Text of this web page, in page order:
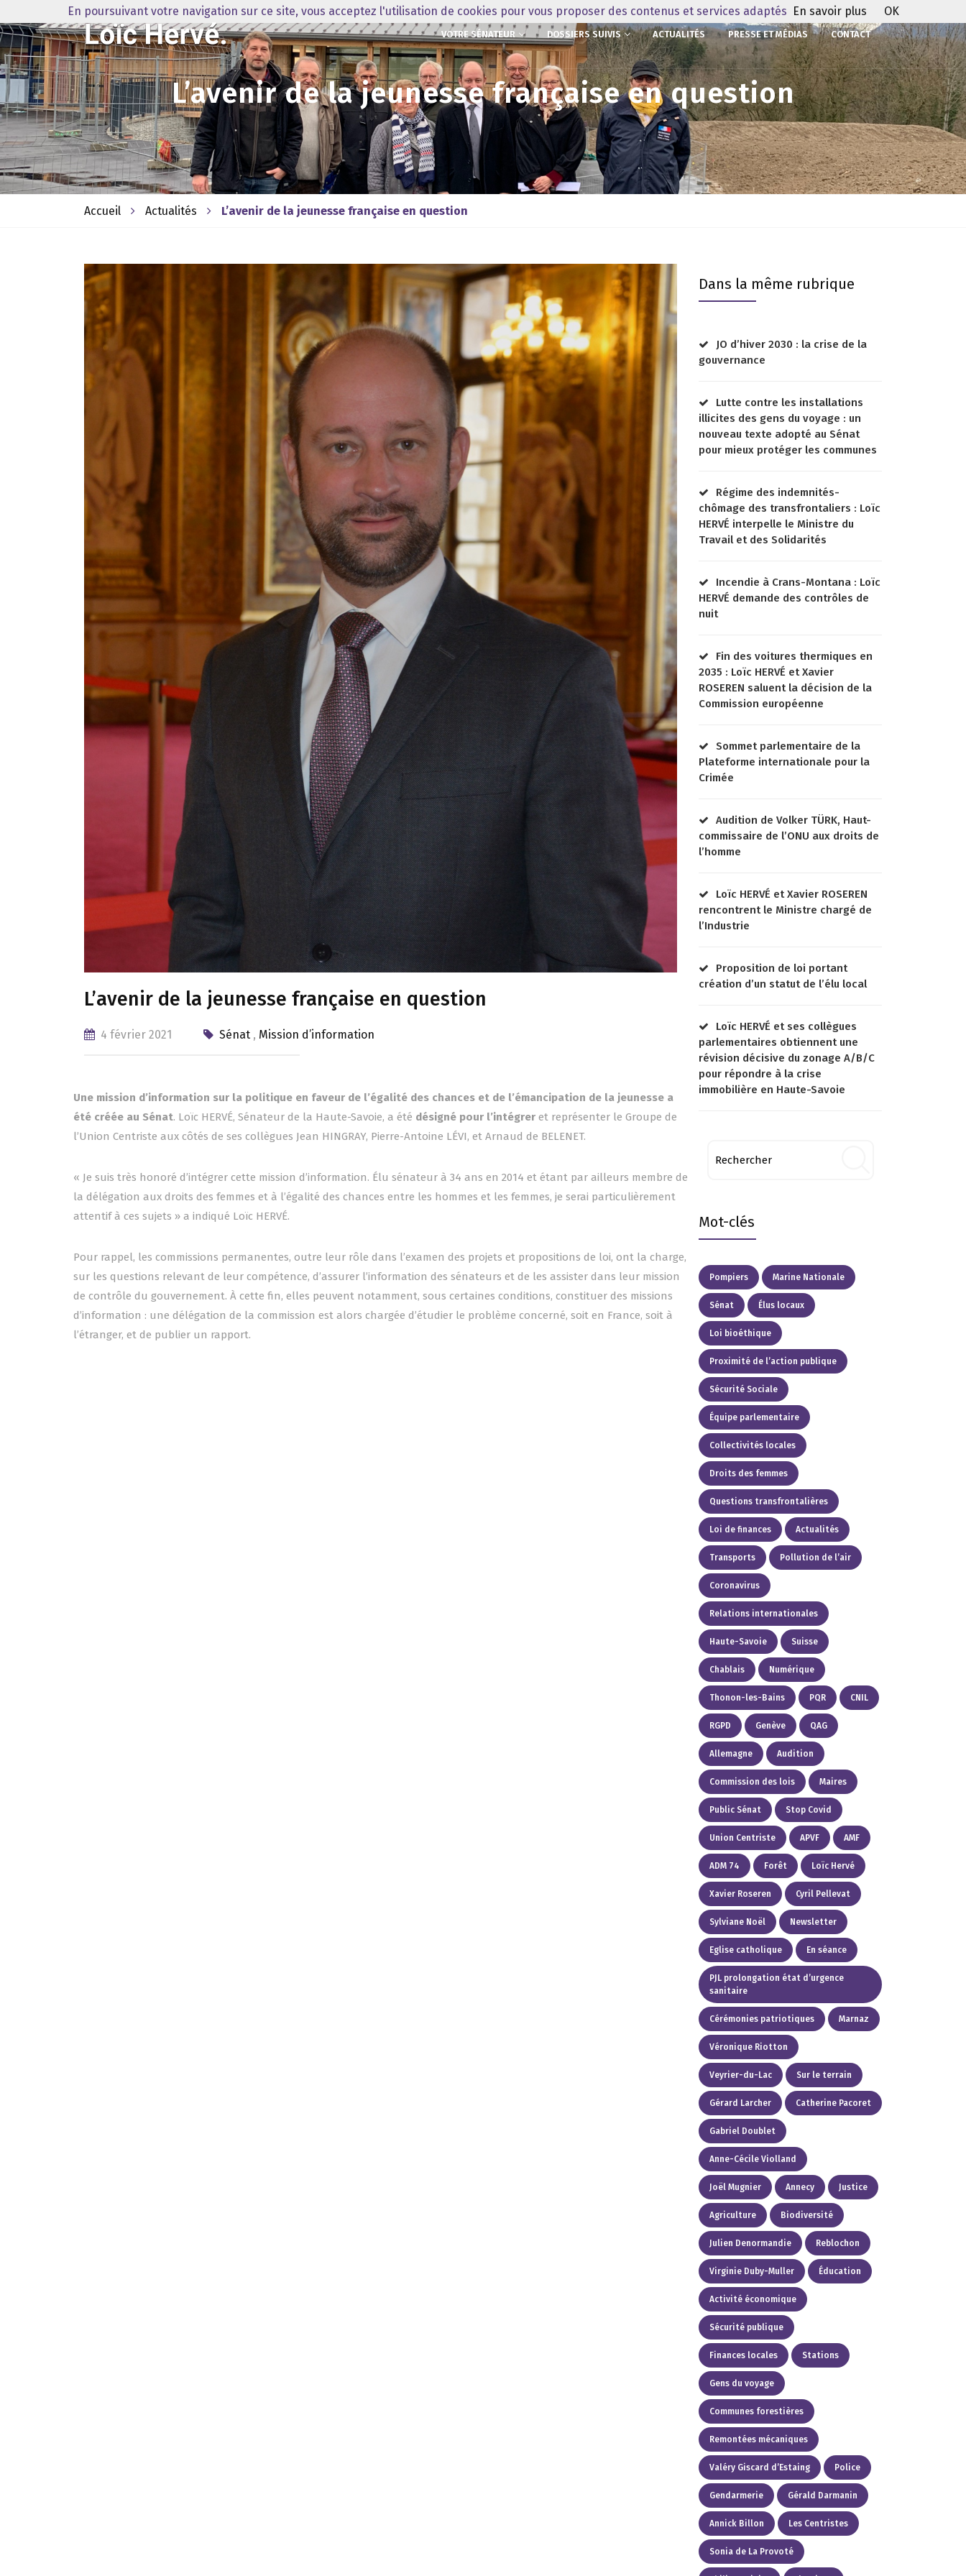
VOTRE SÉNATEUR DOSSIERS SUIVIS ACTUALITÉS PRESSE ET MÉDIAS CONTACT
L’avenir de la jeunesse française en question
Accueil Actualités L’avenir de la jeunesse française en question
L’avenir de la jeunesse française en question
4 février 2021 Sénat , Mission d’information
Une mission d’information sur la politique en faveur de l’égalité des chances et de l’émancipation de la jeunesse a
été créée au Sénat. Loïc HERVÉ, Sénateur de la Haute-Savoie, a été désigné pour l’intégrer et représenter le Groupe de
l’Union Centriste aux côtés de ses collègues Jean HINGRAY, Pierre-Antoine LÉVI, et Arnaud de BELENET.
« Je suis très honoré d’intégrer cette mission d’information. Élu sénateur à 34 ans en 2014 et étant par ailleurs membre de
la délégation aux droits des femmes et à l’égalité des chances entre les hommes et les femmes, je serai particulièrement
attentif à ces sujets » a indiqué Loïc HERVÉ.
Pour rappel, les commissions permanentes, outre leur rôle dans l’examen des projets et propositions de loi, ont la charge,
sur les questions relevant de leur compétence, d’assurer l’information des sénateurs et de les assister dans leur mission
de contrôle du gouvernement. À cette fin, elles peuvent notamment, sous certaines conditions, constituer des missions
d’information : une délégation de la commission est alors chargée d’étudier le problème concerné, soit en France, soit à
l’étranger, et de publier un rapport.
Dans la même rubrique
JO d’hiver 2030 : la crise de la
gouvernance
Lutte contre les installations
illicites des gens du voyage : un
nouveau texte adopté au Sénat
pour mieux protéger les communes
Régime des indemnités-
chômage des transfrontaliers : Loïc
HERVÉ interpelle le Ministre du
Travail et des Solidarités
Incendie à Crans-Montana : Loïc
HERVÉ demande des contrôles de
nuit
Fin des voitures thermiques en
2035 : Loïc HERVÉ et Xavier
ROSEREN saluent la décision de la
Commission européenne
Sommet parlementaire de la
Plateforme internationale pour la
Crimée
Audition de Volker TÜRK, Haut-
commissaire de l’ONU aux droits de
l’homme
Loïc HERVÉ et Xavier ROSEREN
rencontrent le Ministre chargé de
l’Industrie
Proposition de loi portant
création d’un statut de l’élu local
Loïc HERVÉ et ses collègues
parlementaires obtiennent une
révision décisive du zonage A/B/C
pour répondre à la crise
immobilière en Haute-Savoie
Mot-clés
Pompiers Marine Nationale
Sénat Élus locaux
Loi bioéthique
Proximité de l’action publique
Sécurité Sociale
Équipe parlementaire
Collectivités locales
Droits des femmes
Questions transfrontalières
Loi de finances Actualités
Transports Pollution de l’air
Coronavirus
Relations internationales
Haute-Savoie Suisse
Chablais Numérique
Thonon-les-Bains PQR CNIL
RGPD Genève QAG
Allemagne Audition
Commission des lois Maires
Public Sénat Stop Covid
Union Centriste APVF AMF
ADM 74 Forêt Loïc Hervé
Xavier Roseren Cyril Pellevat
Sylviane Noël Newsletter
Eglise catholique En séance
PJL prolongation état d’urgence
sanitaire
Cérémonies patriotiques Marnaz
Véronique Riotton
Veyrier-du-Lac Sur le terrain
Gérard Larcher Catherine Pacoret
Gabriel Doublet
Anne-Cécile Violland
Joël Mugnier Annecy Justice
Agriculture Biodiversité
Julien Denormandie Reblochon
Virginie Duby-Muller Éducation
Activité économique
Sécurité publique
Finances locales Stations
Gens du voyage
Communes forestières
Remontées mécaniques
Valéry Giscard d’Estaing Police
Gendarmerie Gérald Darmanin
Annick Billon Les Centristes
Sonia de La Provoté
En poursuivant votre navigation sur ce site, vous acceptez l'utilisation de cookies pour vous proposer des contenus et services adaptés En savoir plus OK